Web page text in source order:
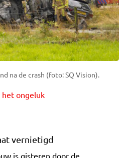
na de crash (foto: SQ Vision).
het ongeluk
vernietigd
is gisteren door de